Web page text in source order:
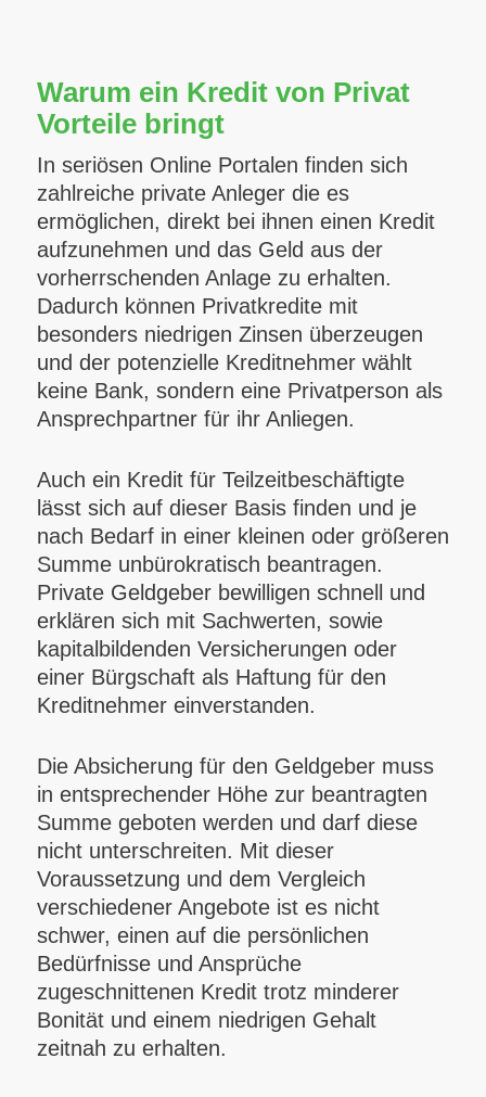
Warum ein Kredit von Privat
Vorteile bringt
In seriösen Online Portalen finden sich
zahlreiche private Anleger die es
ermöglichen, direkt bei ihnen einen Kredit
aufzunehmen und das Geld aus der
vorherrschenden Anlage zu erhalten.
Dadurch können Privatkredite mit
besonders niedrigen Zinsen überzeugen
und der potenzielle Kreditnehmer wählt
keine Bank, sondern eine Privatperson als
Ansprechpartner für ihr Anliegen.
Auch ein Kredit für Teilzeitbeschäftigte
lässt sich auf dieser Basis finden und je
nach Bedarf in einer kleinen oder größeren
Summe unbürokratisch beantragen.
Private Geldgeber bewilligen schnell und
erklären sich mit Sachwerten, sowie
kapitalbildenden Versicherungen oder
einer Bürgschaft als Haftung für den
Kreditnehmer einverstanden.
Die Absicherung für den Geldgeber muss
in entsprechender Höhe zur beantragten
Summe geboten werden und darf diese
nicht unterschreiten. Mit dieser
Voraussetzung und dem Vergleich
verschiedener Angebote ist es nicht
schwer, einen auf die persönlichen
Bedürfnisse und Ansprüche
zugeschnittenen Kredit trotz minderer
Bonität und einem niedrigen Gehalt
zeitnah zu erhalten.